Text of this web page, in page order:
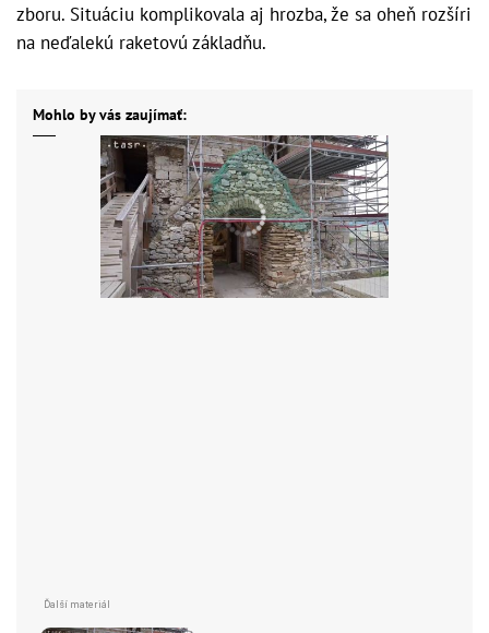
zboru. Situáciu komplikovala aj hrozba, že sa oheň rozšíri
na neďalekú raketovú základňu.
Mohlo by vás zaujímať: